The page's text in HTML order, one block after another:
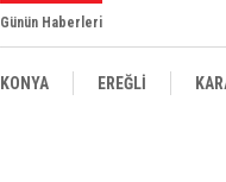
Günün Haberleri
KONYA EREĞLİ